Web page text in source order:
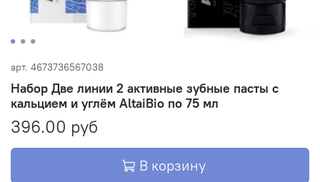
арт. 4673736567038
Набор Две линии 2 активные зубные пасты с
кальцием и углём AltaiBio по 75 мл
396.00 руб
В корзину